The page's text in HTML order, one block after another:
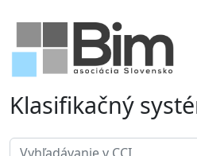
Klasifikačný
Search term